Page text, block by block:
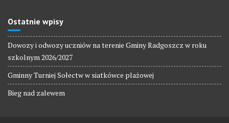
Ostatnie wpisy
Dowozy i odwozy uczniów na terenie Gminy Radgoszcz w roku
szkolnym 2026/2027
Gminny Turniej Sołectw w siatkówce plażowej
Bieg nad zalewem